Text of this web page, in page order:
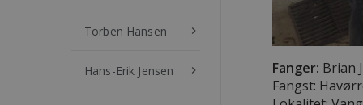
Torben Hansen keyboard_arrow_right
Hans-Erik Jensen keyboard_arrow_right Fanger: Brian
Fangst: